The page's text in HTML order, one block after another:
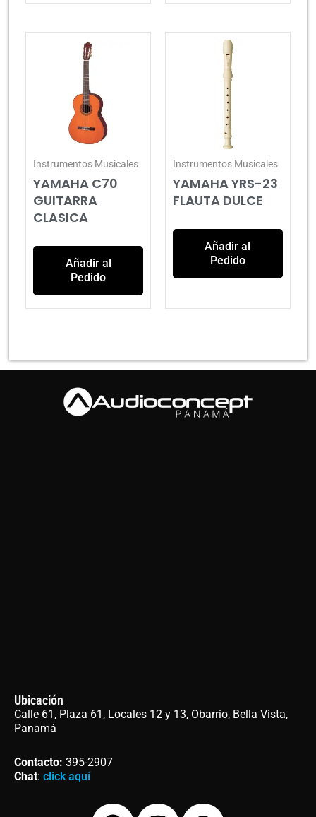
Instrumentos Musicales
YAMAHA C70
GUITARRA
CLASICA
Añadir al
Pedido
Instrumentos Musicales
YAMAHA YRS-23
FLAUTA DULCE
Añadir al
Pedido
Ubicación
Calle 61, Plaza 61, Locales 12 y 13, Obarrio, Bella Vista,
Panamá
Contacto: 395-2907
Chat: click aquí